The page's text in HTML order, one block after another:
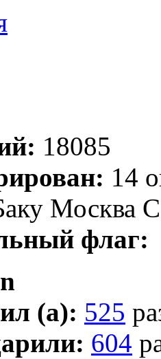
18085
14
Москва
флаг:
(а): 525
604